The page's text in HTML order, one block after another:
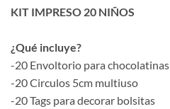
KIT IMPRESO 20 NIÑOS
¿Qué incluye?
-20 Envoltorio para chocolatinas
-20 Circulos 5cm multiuso
-20 Tags para decorar bolsitas